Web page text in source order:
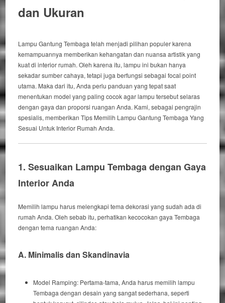
dan Ukuran
Lampu Gantung Tembaga telah menjadi pilihan populer karena
kemampuannya memberikan kehangatan dan nuansa artistik yang
kuat di interior rumah.Oleh karena itu, lampu ini bukan hanya
sekadar sumber cahaya, tetapi juga berfungsi sebagaifocal point
utama. Maka dari itu, Anda perlu panduan yang tepat saat
menentukan model yang paling cocok agar lampu tersebut selaras
dengan gaya dan proporsi ruangan Anda. Kami, sebagai pengrajin
spesialis, memberikanTips Memilih Lampu Gantung Tembaga Yang
Sesuai Untuk Interior Rumah Anda.
1. Sesuaikan Lampu Tembaga dengan Gaya
Interior Anda
Memilih lampu harus melengkapi tema dekorasi yang sudah ada di
rumah Anda.Oleh sebab itu, perhatikan kecocokan gaya Tembaga
dengan tema ruangan Anda:
A. Minimalis dan Skandinavia
Model Ramping: Pertama-tama, Anda harus memilih lampu
Tembaga dengan desain yang sangat sederhana, seperti